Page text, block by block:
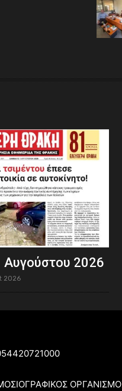
Αυγούστου 2026
2026